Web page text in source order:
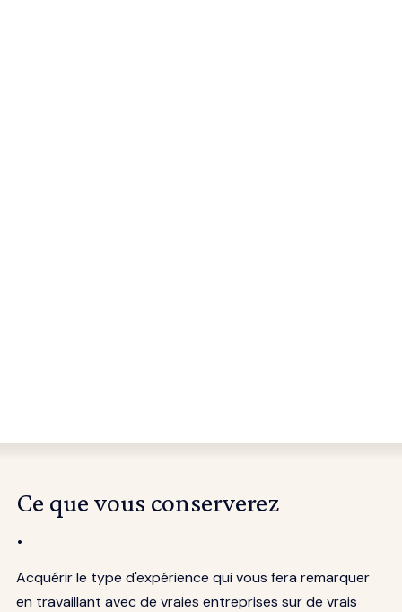
Progrès
Ce que vous conserverez
.
Acquérir le type d'expérience qui vous fera remarquer
en travaillant avec de vraies entreprises sur de vrais